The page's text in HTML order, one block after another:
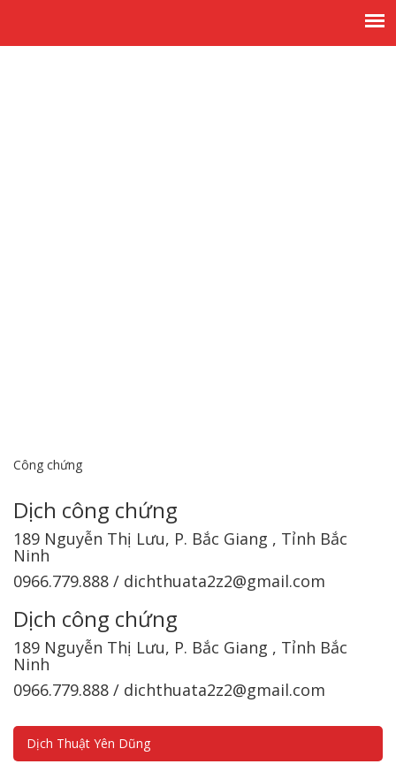
Công chứng
Dịch công chứng
189 Nguyễn Thị Lưu, P. Bắc Giang , Tỉnh Bắc
Ninh
0966.779.888 / dichthuata2z2@gmail.com
Dịch công chứng
189 Nguyễn Thị Lưu, P. Bắc Giang , Tỉnh Bắc
Ninh
0966.779.888 / dichthuata2z2@gmail.com
Dịch Thuật Yên Dũng